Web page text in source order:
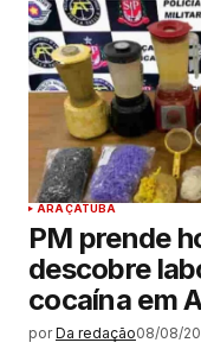
ARAÇATUBA
PM prende
descobre
cocaína em
por Da redação08/08/